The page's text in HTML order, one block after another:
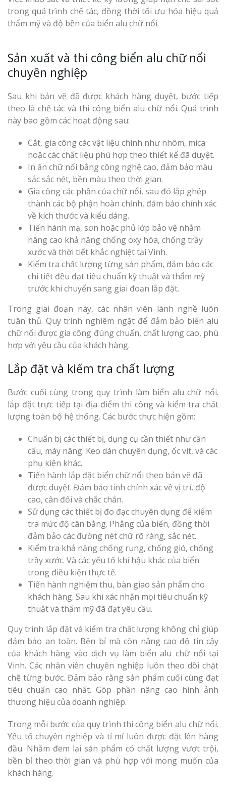
trong quá trình chế tác, đồng thời tối ưu hóa hiệu quả
thẩm mỹ và độ bền của biển alu chữ nổi.
Sản xuất và thi công biển alu chữ nổi
chuyên nghiệp
Sau khi bản vẽ đã được khách hàng duyệt, bước tiếp
theo là chế tác và thi công biển alu chữ nổi. Quá trình
này bao gồm các hoạt động sau:
Cắt, gia công các vật liệu chính như nhôm, mica
hoặc các chất liệu phù hợp theo thiết kế đã duyệt.
In ấn chữ nổi bằng công nghệ cao, đảm bảo màu
sắc sắc nét, bền màu theo thời gian.
Gia công các phần của chữ nổi, sau đó lắp ghép
thành các bộ phận hoàn chỉnh, đảm bảo chính xác
về kích thước và kiểu dáng.
Tiến hành mạ, sơn hoặc phủ lớp bảo vệ nhằm
nâng cao khả năng chống oxy hóa, chống trầy
xước và thời tiết khắc nghiệt tại Vinh.
Kiểm tra chất lượng từng sản phẩm, đảm bảo các
chi tiết đều đạt tiêu chuẩn kỹ thuật và thẩm mỹ
trước khi chuyển sang giai đoạn lắp đặt.
Trong giai đoạn này, các nhân viên lành nghề luôn
tuân thủ. Quy trình nghiêm ngặt để đảm bảo biển alu
chữ nổi được gia công đúng chuẩn, chất lượng cao, phù
hợp với yêu cầu của khách hàng.
Lắp đặt và kiểm tra chất lượng
Bước cuối cùng trong quy trình làm biển alu chữ nổi.
lắp đặt trực tiếp tại địa điểm thi công và kiểm tra chất
lượng toàn bộ hệ thống. Các bước thực hiện gồm:
Chuẩn bị các thiết bị, dụng cụ cần thiết như cần
cẩu, máy nâng. Keo dán chuyên dụng, ốc vít, và các
phụ kiện khác.
Tiến hành lắp đặt biển chữ nổi theo bản vẽ đã
được duyệt. Đảm bảo tính chính xác về vị trí, độ
cao, cân đối và chắc chắn.
Sử dụng các thiết bị đo đạc chuyên dụng để kiểm
tra mức độ cân bằng. Phẳng của biển, đồng thời
đảm bảo các đường nét chữ rõ ràng, sắc nét.
Kiểm tra khả năng chống rung, chống gió, chống
trầy xước. Và các yếu tố khí hậu khác của biển
trong điều kiện thực tế.
Tiến hành nghiệm thu, bàn giao sản phẩm cho
khách hàng. Sau khi xác nhận mọi tiêu chuẩn kỹ
thuật và thẩm mỹ đã đạt yêu cầu.
Quy trình lắp đặt và kiểm tra chất lượng không chỉ giúp
đảm bảo an toàn. Bền bỉ mà còn nâng cao độ tin cậy
của khách hàng vào dịch vụ làm biển alu chữ nổi tại
Vinh. Các nhân viên chuyên nghiệp luôn theo dõi chặt
chẽ từng bước. Đảm bảo rằng sản phẩm cuối cùng đạt
tiêu chuẩn cao nhất. Góp phần nâng cao hình ảnh
thương hiệu của doanh nghiệp.
Trong mỗi bước của quy trình thi công biển alu chữ nổi.
Yếu tố chuyên nghiệp và tỉ mỉ luôn được đặt lên hàng
đầu. Nhằm đem lại sản phẩm có chất lượng vượt trội,
bền bỉ theo thời gian và phù hợp với mong muốn của
khách hàng.